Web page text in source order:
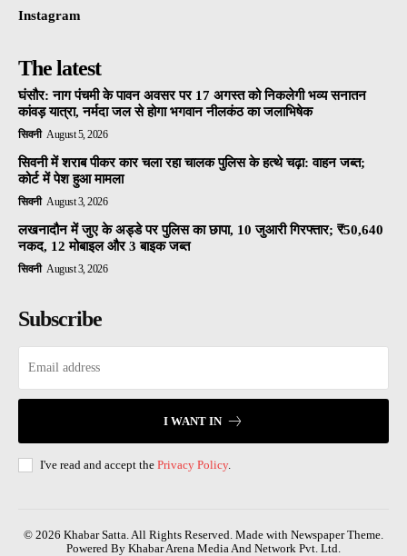
Instagram
The latest
घंसौर: नाग पंचमी के पावन अवसर पर 17 अगस्त को निकलेगी भव्य सनातन
कांवड़ यात्रा, नर्मदा जल से होगा भगवान नीलकंठ का जलाभिषेक
सिवनी August 5, 2026
सिवनी में शराब पीकर कार चला रहा चालक पुलिस के हत्थे चढ़ा: वाहन जब्त;
कोर्ट में पेश हुआ मामला
सिवनी August 3, 2026
लखनादौन में जुए के अड्डे पर पुलिस का छापा, 10 जुआरी गिरफ्तार; ₹50,640
नकद, 12 मोबाइल और 3 बाइक जब्त
सिवनी August 3, 2026
Subscribe
I WANT IN
I've read and accept the Privacy Policy.
© 2026 Khabar Satta. All Rights Reserved. Made with Newspaper Theme.
Powered By Khabar Arena Media And Network Pvt. Ltd.